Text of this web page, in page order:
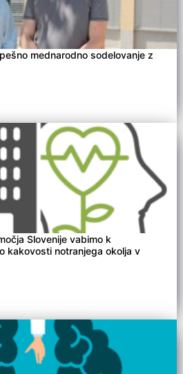
mednarodno sodelovanje z
Slovenije vabimo k
kakovosti notranjega okolja v